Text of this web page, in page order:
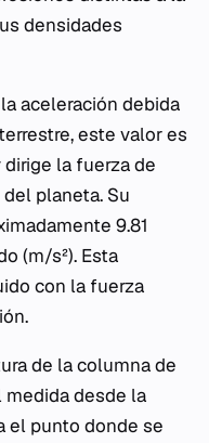
densidades
aceleración debida
este valor es
la fuerza de
planeta. Su
9.81
(m/s²). Esta
con la fuerza
de la columna de
desde la
el punto donde se